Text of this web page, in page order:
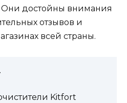
достойны внимания
отзывов и
всей страны.
Kitfort